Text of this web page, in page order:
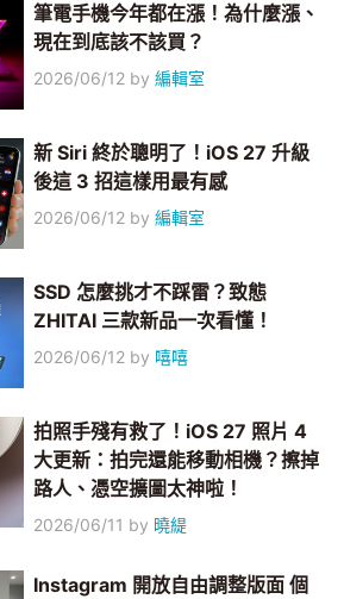
筆電手機今年都在漲！為什麼漲、
現在到底該不該買？
2026/06/12 by編輯室
新 Siri 終於聰明了！iOS 27 升級
後這 3 招這樣用最有感
2026/06/12 by編輯室
SSD 怎麼挑才不踩雷？致態
ZHITAI 三款新品一次看懂！
2026/06/12 by 嘻嘻
拍照手殘有救了！iOS 27 照片 4
大更新：拍完還能移動相機？擦掉
路人、憑空擴圖太神啦！
2026/06/11 by 曉緹
Instagram 開放自由調整版面 個